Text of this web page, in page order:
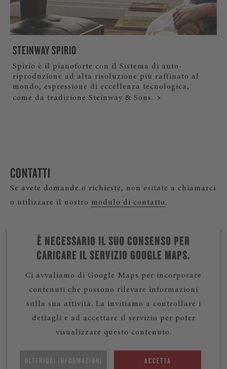
STEINWAY SPIRIO
Spirio è il pianoforte con il Sistema di auto-
riproduzione ad alta risoluzione più raffinato al
mondo, espressione di eccellenza tecnologica,
come da tradizione Steinway & Sons.
CONTATTI
Se avete domande o richieste, non esitate a chiamarci
o utilizzare il nostro modulo di contatto.
È NECESSARIO IL SUO CONSENSO PER
CARICARE IL SERVIZIO GOOGLE MAPS.
Ci avvaliamo di Google Maps per incorporare
contenuti che possono rilevare informazioni
sulla sua attività. La invitiamo a controllare i
dettagli e ad accettare il servizio per poter
visualizzare questo contenuto.
ULTERIORI INFORMAZIONI ACCETTA